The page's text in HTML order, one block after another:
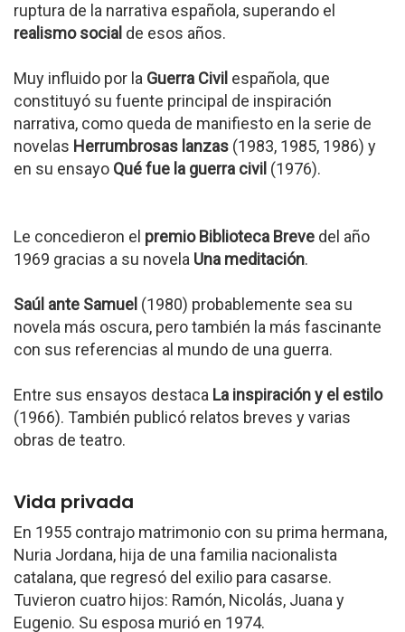
ruptura de la narrativa española, superando el
realismo social de esos años.
Muy influido por la Guerra Civil española, que
constituyó su fuente principal de inspiración
narrativa, como queda de manifiesto en la serie de
novelas Herrumbrosas lanzas (1983, 1985, 1986) y
en su ensayo Qué fue la guerra civil (1976).
Le concedieron el premio Biblioteca Breve del año
1969 gracias a su novela Una meditación.
Saúl ante Samuel (1980) probablemente sea su
novela más oscura, pero también la más fascinante
con sus referencias al mundo de una guerra.
Entre sus ensayos destaca La inspiración y el estilo
(1966). También publicó relatos breves y varias
obras de teatro.
Vida privada
En 1955 contrajo matrimonio con su prima hermana,
Nuria Jordana, hija de una familia nacionalista
catalana, que regresó del exilio para casarse.
Tuvieron cuatro hijos: Ramón, Nicolás, Juana y
Eugenio. Su esposa murió en 1974.